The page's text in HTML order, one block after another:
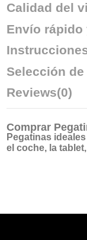
Calidad del
Envío rápido
Selección
Reviews(0)
Comprar
Pegatinas
el coche, la